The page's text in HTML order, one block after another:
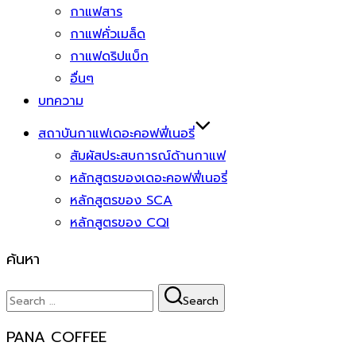
กาแฟสาร
กาแฟคั่วเมล็ด
กาแฟดริปแบ็ก
อื่นๆ
บทความ
สถาบันกาแฟเดอะคอฟฟี่เนอรี่
สัมผัสประสบการณ์ด้านกาแฟ
หลักสูตรของเดอะคอฟฟี่เนอรี่
หลักสูตรของ SCA
หลักสูตรของ CQI
ค้นหา
Search
for:
Search
PANA COFFEE